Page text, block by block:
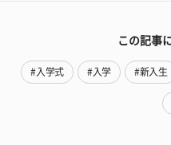
この記事
#入学式 #入学 #新入生